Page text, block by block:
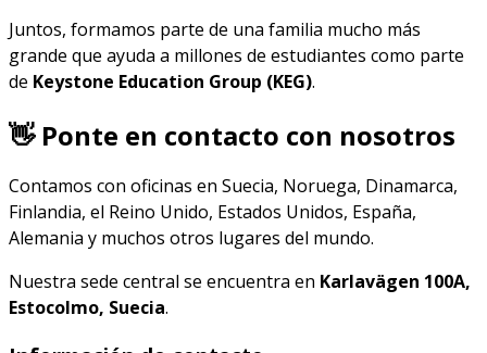
Juntos, formamos parte de una familia mucho más
grande que ayuda a millones de estudiantes como parte
de Keystone Education Group (KEG).
👋 Ponte en contacto con nosotros
Contamos con oficinas en Suecia, Noruega, Dinamarca,
Finlandia, el Reino Unido, Estados Unidos, España,
Alemania y muchos otros lugares del mundo.
Nuestra sede central se encuentra en Karlavägen 100A,
Estocolmo, Suecia.